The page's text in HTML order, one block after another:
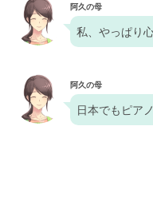
阿久の母
私、やっぱり
阿久の母
日本でもピア